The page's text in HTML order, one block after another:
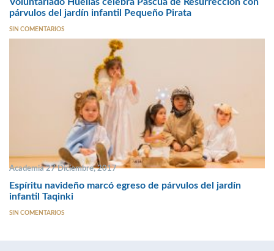
párvulos del jardín infantil Pequeño Pirata
SIN COMENTARIOS
Academia 27 Diciembre, 2017
Espíritu navideño marcó egreso de párvulos del jardín
infantil Taqinki
SIN COMENTARIOS